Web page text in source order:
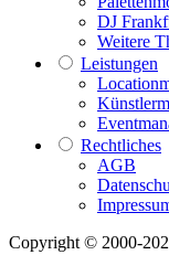
DJ
Weitere
Leistungen
Rechtliches
AGB
Copyright © 2000-